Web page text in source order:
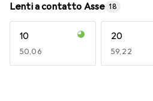
Lenti a contatto Asse 18
10
EUR
50,06
20
EUR
59,22